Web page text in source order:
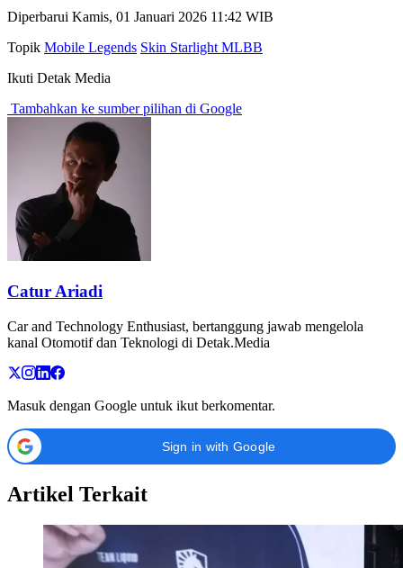
Diperbarui Kamis, 01 Januari 2026 11:42 WIB
Topik Mobile Legends Skin Starlight MLBB
Ikuti Detak Media
Tambahkan ke sumber pilihan di Google
Catur Ariadi
Car and Technology Enthusiast, bertanggung jawab mengelola
kanal Otomotif dan Teknologi di Detak.Media
Masuk dengan Google untuk ikut berkomentar.
Sign in with Google
Artikel Terkait